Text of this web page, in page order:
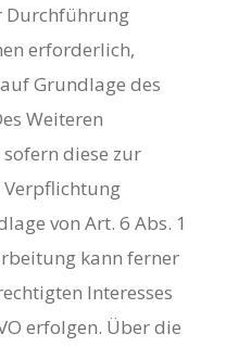
Durchführung
erforderlich,
Grundlage des
Weiteren
diese zur
von Art. 6 Abs. 1
kann ferner
Interesses
erfolgen. Über die